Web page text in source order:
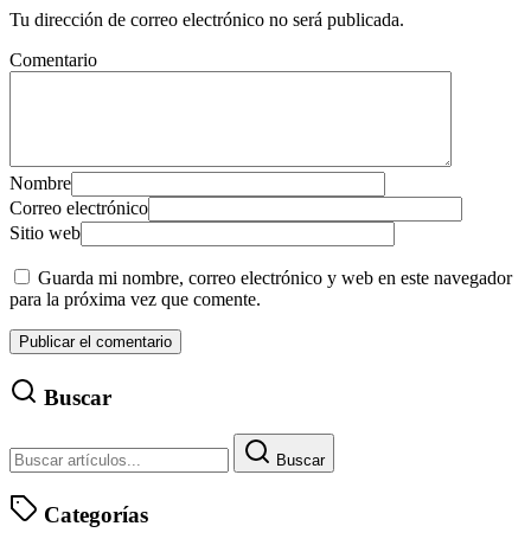
Tu dirección de correo electrónico no será publicada.
Comentario
Nombre
Correo electrónico
Sitio web
Guarda mi nombre, correo electrónico y web en este navegador
para la próxima vez que comente.
Buscar
Buscar
Categorías